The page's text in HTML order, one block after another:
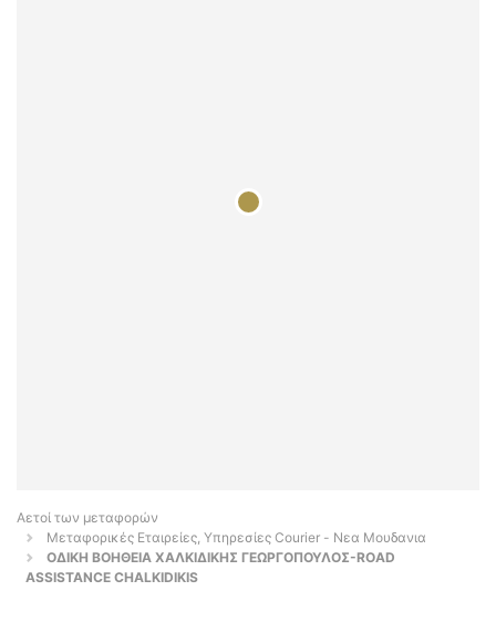
Αετοί των μεταφορών
Μεταφορικές Εταιρείες, Υπηρεσίες Courier - Νεα Μουδανια
ΟΔΙΚΗ ΒΟΗΘΕΙΑ ΧΑΛΚΙΔΙΚΗΣ ΓΕΩΡΓΟΠΟΥΛΟΣ-ROAD
ASSISTANCE CHALKIDIKIS